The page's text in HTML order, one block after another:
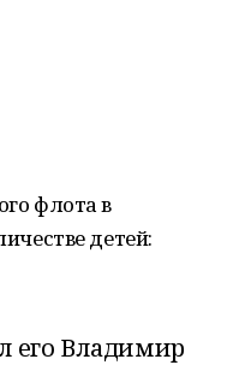
флота в
детей:
его Владимир